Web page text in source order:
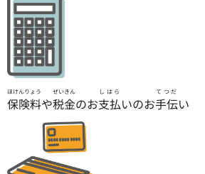
保険料
ほけんりょう
や税金
ぜいきん
のお支払
しはら
いのお手伝
てつだ
い